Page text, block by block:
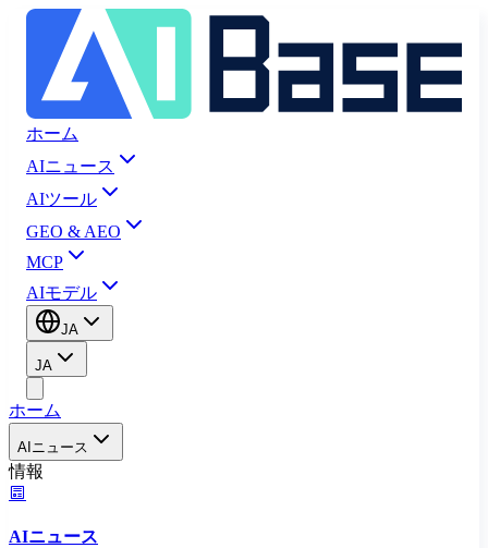
ホーム
AIニュース
AIツール
GEO & AEO
MCP
AIモデル
JA
JA
ホーム
AIニュース
情報
AIニュース